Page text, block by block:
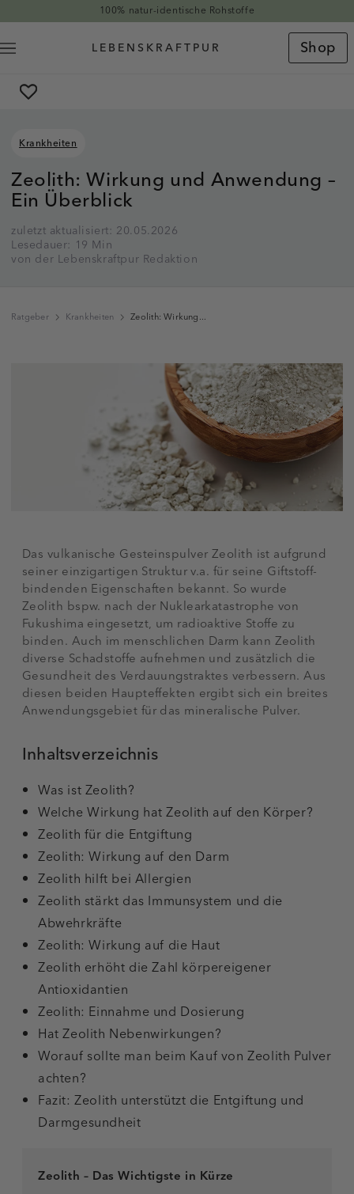
Hervorragend auf Trustpilot
Shop
Krankheiten
Zeolith: Wirkung und Anwendung –
Ein Überblick
zuletzt aktualisiert: 20.05.2026
Lesedauer: 19 Min
von der Lebenskraftpur Redaktion
Ratgeber Krankheiten Zeolith: Wirkung...
Das vulkanische Gesteinspulver Zeolith ist aufgrund
seiner einzigartigen Struktur v.a. für seine Giftstoff-
bindenden Eigenschaften bekannt. So wurde
Zeolith bspw. nach der Nuklearkatastrophe von
Fukushima eingesetzt, um radioaktive Stoffe zu
binden. Auch im menschlichen Darm kann Zeolith
diverse Schadstoffe aufnehmen und zusätzlich die
Gesundheit des Verdauungstraktes verbessern. Aus
diesen beiden Haupteffekten ergibt sich ein breites
Anwendungsgebiet für das mineralische Pulver.
Inhaltsverzeichnis
Was ist Zeolith?
Welche Wirkung hat Zeolith auf den Körper?
Zeolith für die Entgiftung
Zeolith: Wirkung auf den Darm
Zeolith hilft bei Allergien
Zeolith stärkt das Immunsystem und die
Abwehrkräfte
Zeolith: Wirkung auf die Haut
Zeolith erhöht die Zahl körpereigener
Antioxidantien
Zeolith: Einnahme und Dosierung
Hat Zeolith Nebenwirkungen?
Worauf sollte man beim Kauf von Zeolith Pulver
achten?
Fazit: Zeolith unterstützt die Entgiftung und
Darmgesundheit
Zeolith – Das Wichtigste in Kürze